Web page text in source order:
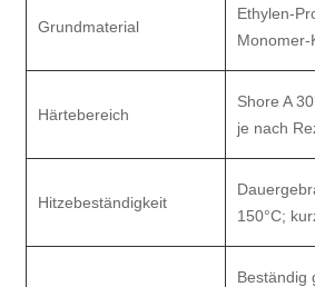
Grundmaterial
Ethylen-
Monomer-
Härtebereich
Shore A
je nach
Hitzebeständigkeit
150°C;
Beständig